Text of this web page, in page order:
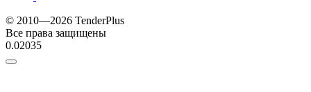
© 2010—2026 TenderPlus
Все права защищены
0.02035